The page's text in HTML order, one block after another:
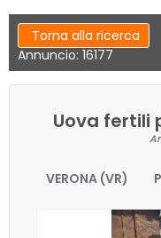
Torna alla ricerca
Annuncio: 16177
Uova fertili
VERONA (VR)